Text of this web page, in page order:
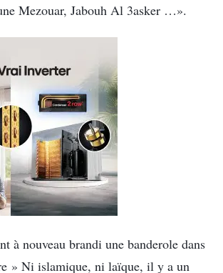
Mezouar, Jabouh Al 3asker …».
à nouveau brandi une banderole dans
» Ni islamique, ni laïque, il y a un